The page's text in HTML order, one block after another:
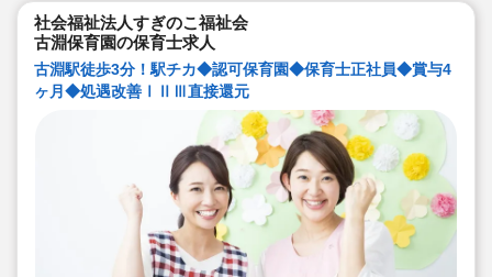
社会福祉法人すぎのこ福祉会
古淵保育園の保育士求人
古淵駅徒歩3分！駅チカ◆認可保育園◆保育士正社員◆賞与4
ヶ月◆処遇改善ⅠⅡⅢ直接還元